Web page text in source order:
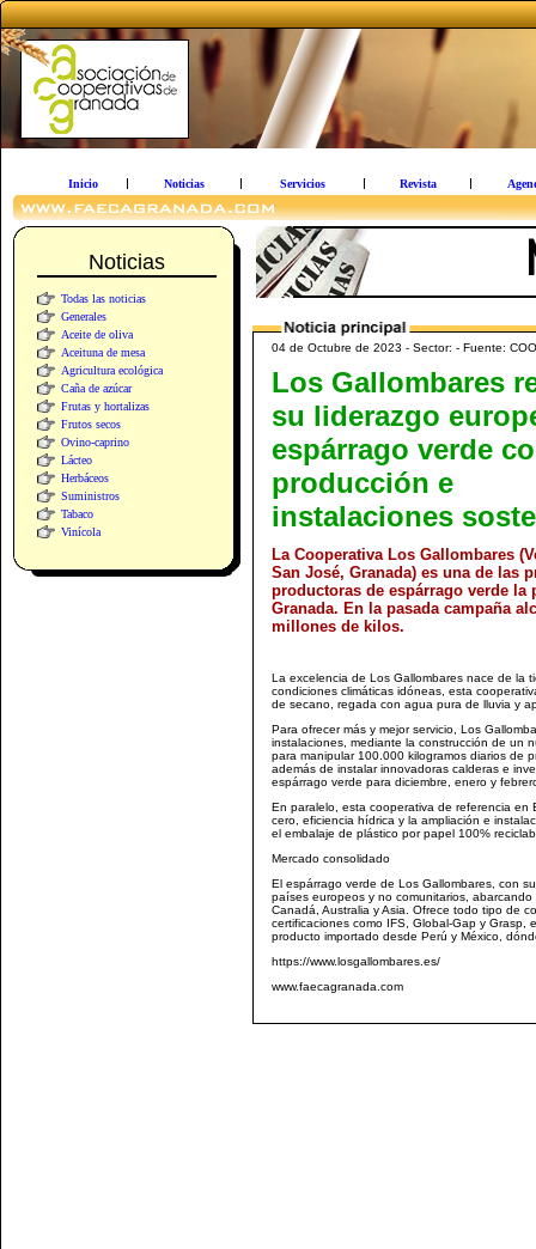
Inicio Noticias Servicios Revista
Noticias
Todas las noticias
Generales
Aceite de oliva
Aceituna de mesa
Agricultura ecológica
Caña de azúcar
Frutas y hortalizas
Frutos secos
Ovino-caprino
Lácteo
Herbáceos
Suministros
Tabaco
Vinícola
04 de Octubre de 2023 - Sector: - Fuente:
Los Gallombares
su liderazgo
espárrago verde
producción e
instalaciones
La Cooperativa Los Gallombares
San José, Granada) es una de las
productoras de espárrago verde la
Granada. En la pasada campaña
millones de kilos.
La excelencia de Los Gallombares nace de la
condiciones climáticas idóneas, esta
de secano, regada con agua pura de lluvia y
Para ofrecer más y mejor servicio, Los
instalaciones, mediante la construcción de un
para manipular 100.000 kilogramos diarios de
además de instalar innovadoras calderas e
espárrago verde para diciembre, enero y
En paralelo, esta cooperativa de referencia
cero, eficiencia hídrica y la ampliación e
el embalaje de plástico por papel 100%
Mercado consolidado
El espárrago verde de Los Gallombares, con
países europeos y no comunitarios,
Canadá, Australia y Asia. Ofrece todo tipo de
certificaciones como IFS, Global-Gap y
producto importado desde Perú y México,
https://www.losgallombares.es/
www.faecagranada.com